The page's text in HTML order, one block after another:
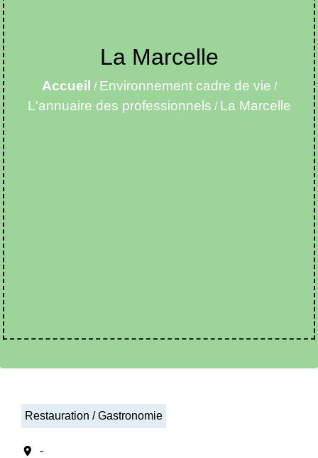
La Marcelle
Accueil / Environnement cadre de vie /
L'annuaire des professionnels / La Marcelle
Restauration / Gastronomie
location_on
-